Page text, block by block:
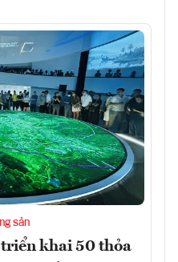
sản
khai 50 thỏa